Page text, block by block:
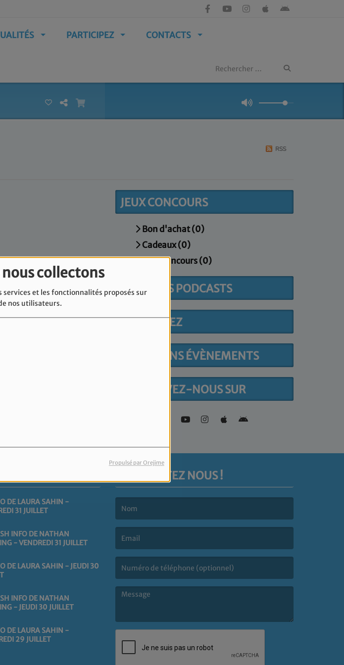
collectons
et les fonctionnalités proposés sur
nos utilisateurs.
Propulsé par Orejime
PARTICIPEZ CONTACTS
RSS
JEUX CONCOURS
Bon d'achat (0)
Cadeaux (0)
Jeux Concours (0)
DERNIERS PODCASTS
PARTICIPEZ
PROCHAINS ÉVÈNEMENTS
RETROUVEZ-NOUS SUR
DE LAURA SAHIN -
31 JUILLET
INFO DE NATHAN
- VENDREDI 31 JUILLET
DE LAURA SAHIN - JEUDI 30
INFO DE NATHAN
- JEUDI 30 JUILLET
DE LAURA SAHIN -
29 JUILLET
CONTACTEZ NOUS !